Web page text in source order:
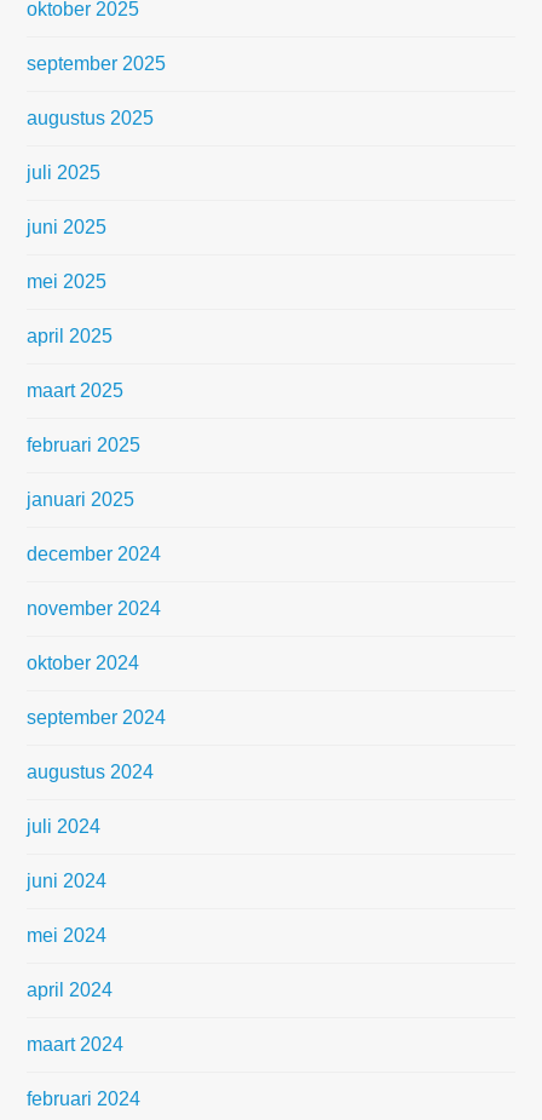
oktober 2025
september 2025
augustus 2025
juli 2025
juni 2025
mei 2025
april 2025
maart 2025
februari 2025
januari 2025
december 2024
november 2024
oktober 2024
september 2024
augustus 2024
juli 2024
juni 2024
mei 2024
april 2024
maart 2024
februari 2024